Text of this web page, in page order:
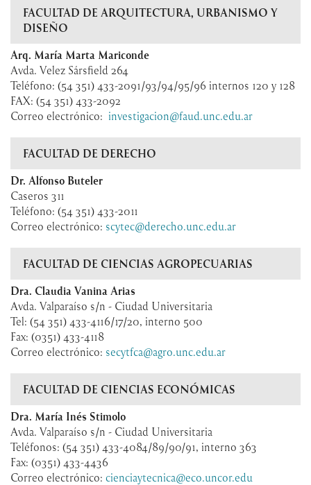
FACULTAD DE ARQUITECTURA, URBANISMO Y
DISEÑO
Arq. María Marta Mariconde
Avda. Velez Sársfield 264
Teléfono: (54 351) 433-2091/93/94/95/96 internos 120 y 128
FAX: (54 351) 433-2092
Correo electrónico: investigacion@faud.unc.edu.ar
FACULTAD DE DERECHO
Dr. Alfonso Buteler
Caseros 311
Teléfono: (54 351) 433-2011
Correo electrónico: scytec@derecho.unc.edu.ar
FACULTAD DE CIENCIAS AGROPECUARIAS
Dra. Claudia Vanina Arias
Avda. Valparaíso s/n - Ciudad Universitaria
Tel: (54 351) 433-4116/17/20, interno 500
Fax: (0351) 433-4118
Correo electrónico: secytfca@agro.unc.edu.ar
FACULTAD DE CIENCIAS ECONÓMICAS
Dra. María Inés Stimolo
Avda. Valparaíso s/n - Ciudad Universitaria
Teléfonos: (54 351) 433-4084/89/90/91, interno 363
Fax: (0351) 433-4436
Correo electrónico: cienciaytecnica@eco.uncor.edu